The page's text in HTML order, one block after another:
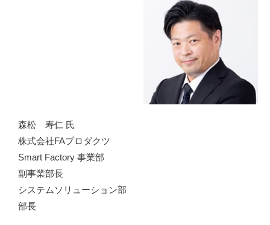
森松 寿仁 氏
株式会社FAプロダクツ
Smart Factory 事業部
副事業部長
システムソリューション部
部長